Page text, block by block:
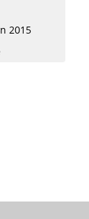
2015